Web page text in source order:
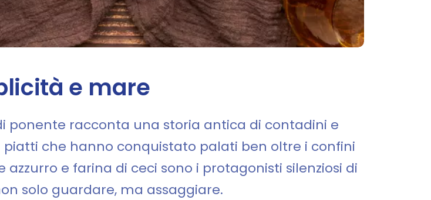
e mare
ponente racconta una storia antica di contadini e
che hanno conquistato palati ben oltre i confini
e farina di ceci sono i protagonisti silenziosi di
solo guardare, ma assaggiare.